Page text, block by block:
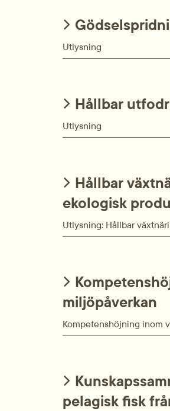
Utlysning
Hållbar
Utlysning
Hållbar
ekologisk
Utlysning: Hållbar
miljöpåverkan
Kompetenshöjning inom
pelagisk fisk